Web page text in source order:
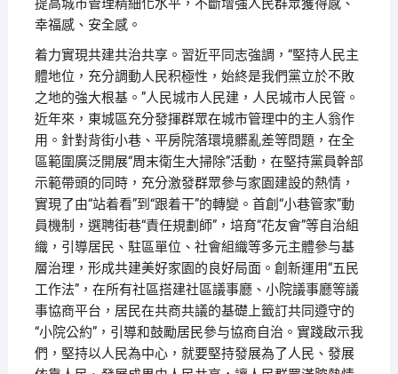
提高城市管理精細化水平，不斷增強人民群眾獲得感、
幸福感、安全感。
着力實現共建共治共享。習近平同志強調，“堅持人民主
體地位，充分調動人民积極性，始終是我們黨立於不敗
之地的強大根基。”人民城市人民建，人民城市人民管。
近年來，東城區充分發揮群眾在城市管理中的主人翁作
用。針對背街小巷、平房院落環境髒亂差等問題，在全
區範圍廣泛開展“周末衛生大掃除”活動，在堅持黨員幹部
示範帶頭的同時，充分激發群眾參与家園建設的熱情，
實現了由“站着看”到“跟着干”的轉變。首創“小巷管家”動
員機制，選聘街巷“責任規劃師”，培育“花友會”等自治組
織，引導居民、駐區單位、社會組織等多元主體參与基
層治理，形成共建美好家園的良好局面。創新運用“五民
工作法”，在所有社區搭建社區議事廳、小院議事廳等議
事協商平台，居民在共商共議的基礎上籤訂共同遵守的
“小院公約”，引導和鼓勵居民參与協商自治。實踐啟示我
們，堅持以人民為中心，就要堅持發展為了人民、發展